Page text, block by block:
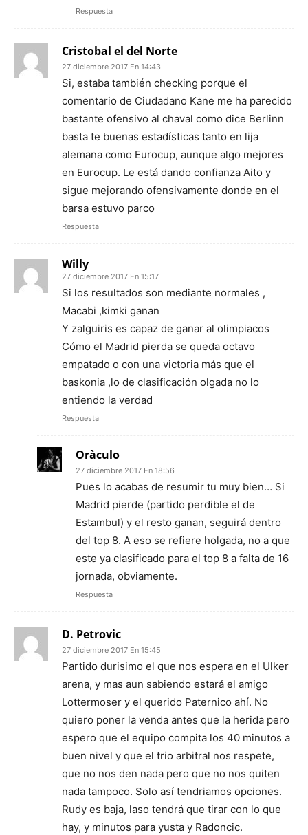
Respuesta
Cristobal el del Norte
27 diciembre 2017 En 14:43
Si, estaba también checking porque el
comentario de Ciudadano Kane me ha parecido
bastante ofensivo al chaval como dice Berlinn
basta te buenas estadísticas tanto en lija
alemana como Eurocup, aunque algo mejores
en Eurocup. Le está dando confianza Aito y
sigue mejorando ofensivamente donde en el
barsa estuvo parco
Respuesta
Willy
27 diciembre 2017 En 15:17
Si los resultados son mediante normales ,
Macabi ,kimki ganan
Y zalguiris es capaz de ganar al olimpiacos
Cómo el Madrid pierda se queda octavo
empatado o con una victoria más que el
baskonia ,lo de clasificación olgada no lo
entiendo la verdad
Respuesta
Oràculo
27 diciembre 2017 En 18:56
Pues lo acabas de resumir tu muy bien… Si
Madrid pierde (partido perdible el de
Estambul) y el resto ganan, seguirá dentro
del top 8. A eso se refiere holgada, no a que
este ya clasificado para el top 8 a falta de 16
jornada, obviamente.
Respuesta
D. Petrovic
27 diciembre 2017 En 15:45
Partido durisimo el que nos espera en el Ulker
arena, y mas aun sabiendo estará el amigo
Lottermoser y el querido Paternico ahí. No
quiero poner la venda antes que la herida pero
espero que el equipo compita los 40 minutos a
buen nivel y que el trio arbitral nos respete,
que no nos den nada pero que no nos quiten
nada tampoco. Solo así tendriamos opciones.
Rudy es baja, laso tendrá que tirar con lo que
hay, y minutos para yusta y Radoncic.